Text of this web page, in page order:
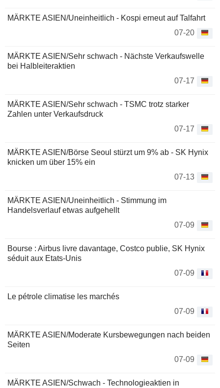
MÄRKTE ASIEN/Uneinheitlich - Kospi erneut auf Talfahrt
07-20
MÄRKTE ASIEN/Sehr schwach - Nächste Verkaufswelle
bei Halbleiteraktien
07-17
MÄRKTE ASIEN/Sehr schwach - TSMC trotz starker
Zahlen unter Verkaufsdruck
07-17
MÄRKTE ASIEN/Börse Seoul stürzt um 9% ab - SK Hynix
knicken um über 15% ein
07-13
MÄRKTE ASIEN/Uneinheitlich - Stimmung im
Handelsverlauf etwas aufgehellt
07-09
Bourse : Airbus livre davantage, Costco publie, SK Hynix
séduit aux Etats-Unis
07-09
Le pétrole climatise les marchés
07-09
MÄRKTE ASIEN/Moderate Kursbewegungen nach beiden
Seiten
07-09
MÄRKTE ASIEN/Schwach - Technologieaktien in